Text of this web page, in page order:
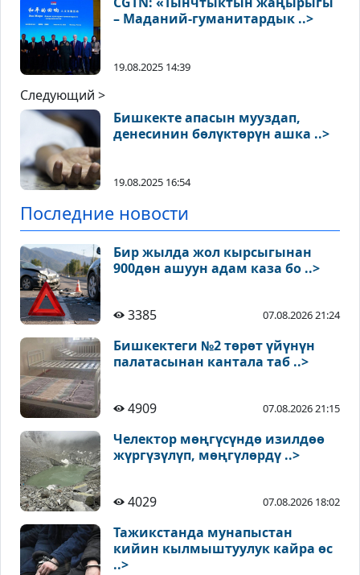
– Маданий-гуманитардык ..>
19.08.2025 14:39
Следующий >
Бишкекте апасын мууздап,
денесинин бөлүктөрүн ашка ..>
19.08.2025 16:54
Последние новости
Бир жылда жол кырсыгынан
900дөн ашуун адам каза бо ..>
3385 07.08.2026 21:24
Бишкектеги №2 төрөт үйүнүн
палатасынан кантала таб ..>
4909 07.08.2026 21:15
Челектор мөңгүсүндө изилдөө
жүргүзүлүп, мөңгүлөрдү ..>
4029 07.08.2026 18:02
Тажикстанда мунапыстан
кийин кылмыштуулук кайра өс
..>